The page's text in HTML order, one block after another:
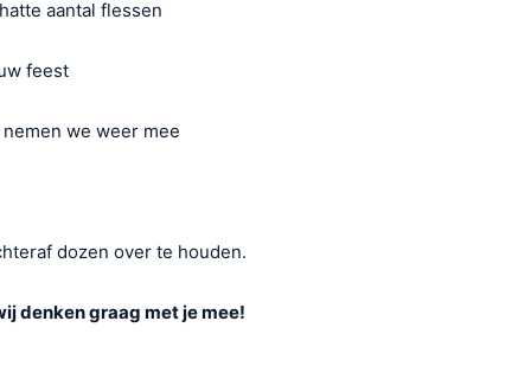
aantal flessen
feest
we weer mee
dozen over te houden.
denken graag met je mee!